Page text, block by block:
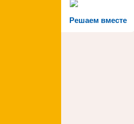
Решаем вместе